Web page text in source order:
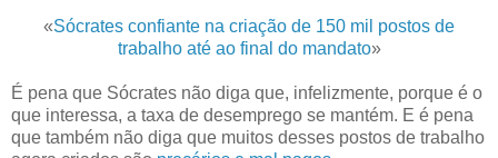
«Sócrates confiante na criação de 150 mil postos de
trabalho até ao final do mandato»
É pena que Sócrates não diga que, infelizmente, porque é o
que interessa, a taxa de desemprego se mantém. E é pena
que também não diga que muitos desses postos de trabalho